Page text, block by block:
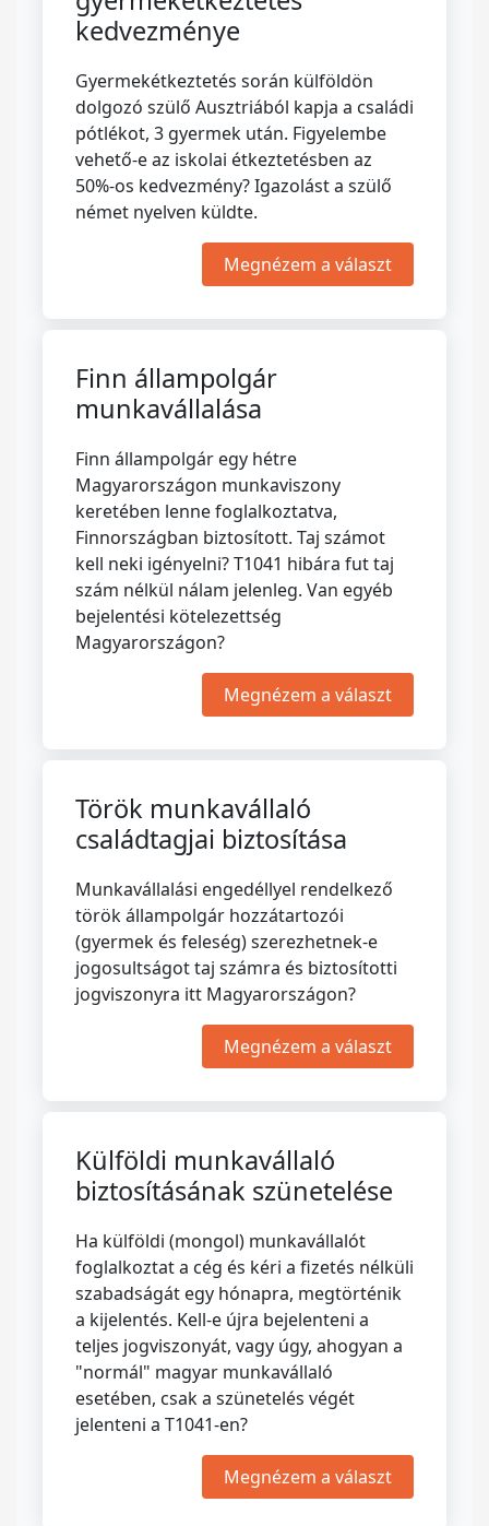
kedvezménye
Gyermekétkeztetés során külföldön
dolgozó szülő Ausztriából kapja a családi
pótlékot, 3 gyermek után. Figyelembe
vehető-e az iskolai étkeztetésben az
50%-os kedvezmény? Igazolást a szülő
német nyelven küldte.
Megnézem a választ
Finn állampolgár
munkavállalása
Finn állampolgár egy hétre
Magyarországon munkaviszony
keretében lenne foglalkoztatva,
Finnországban biztosított. Taj számot
kell neki igényelni? T1041 hibára fut taj
szám nélkül nálam jelenleg. Van egyéb
bejelentési kötelezettség
Magyarországon?
Megnézem a választ
Török munkavállaló
családtagjai biztosítása
Munkavállalási engedéllyel rendelkező
török állampolgár hozzátartozói
(gyermek és feleség) szerezhetnek-e
jogosultságot taj számra és biztosítotti
jogviszonyra itt Magyarországon?
Megnézem a választ
Külföldi munkavállaló
biztosításának szünetelése
Ha külföldi (mongol) munkavállalót
foglalkoztat a cég és kéri a fizetés nélküli
szabadságát egy hónapra, megtörténik
a kijelentés. Kell-e újra bejelenteni a
teljes jogviszonyát, vagy úgy, ahogyan a
"normál" magyar munkavállaló
esetében, csak a szünetelés végét
jelenteni a T1041-en?
Megnézem a választ